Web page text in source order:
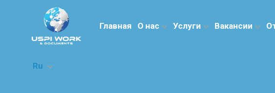
Главная О нас Услуги Вакансии
Ru